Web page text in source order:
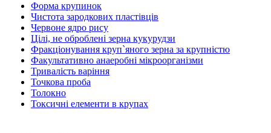
Форма крупинок
Чистота зародкових пластівців
Червоне ядро рису
Цілі, не оброблені зерна кукурудзи
Фракціонування круп`яного зерна за крупністю
Факультативно анаеробні мікроорганізми
Тривалість варіння
Точкова проба
Толокно
Токсичні елементи в крупах